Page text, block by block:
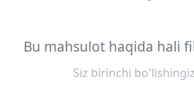
Bu mahsulot haqida hali
Siz birinchi